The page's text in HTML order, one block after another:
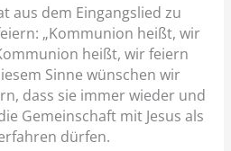
aus dem Eingangslied zu
„Kommunion heißt, wir
heißt, wir feiern
Sinne wünschen wir
dass sie immer wieder und
Gemeinschaft mit Jesus als
dürfen.